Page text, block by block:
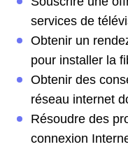
services de
Obtenir un
pour installer la
Obtenir des
réseau internet
Résoudre des
connexion